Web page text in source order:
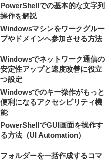
PowerShellでの基本的な文字列
操作を解説
Windowsマシンをワークグルー
プやドメインへ参加させる方法
Windowsでネットワーク通信の
安定性アップと速度改善に役立
つ設定
Windowsでのキー操作がもっと
便利になるアクセシビリティ機
能
PowerShellでGUI画面を操作す
る方法（UI Automation）
フォルダーを一括作成するコマ